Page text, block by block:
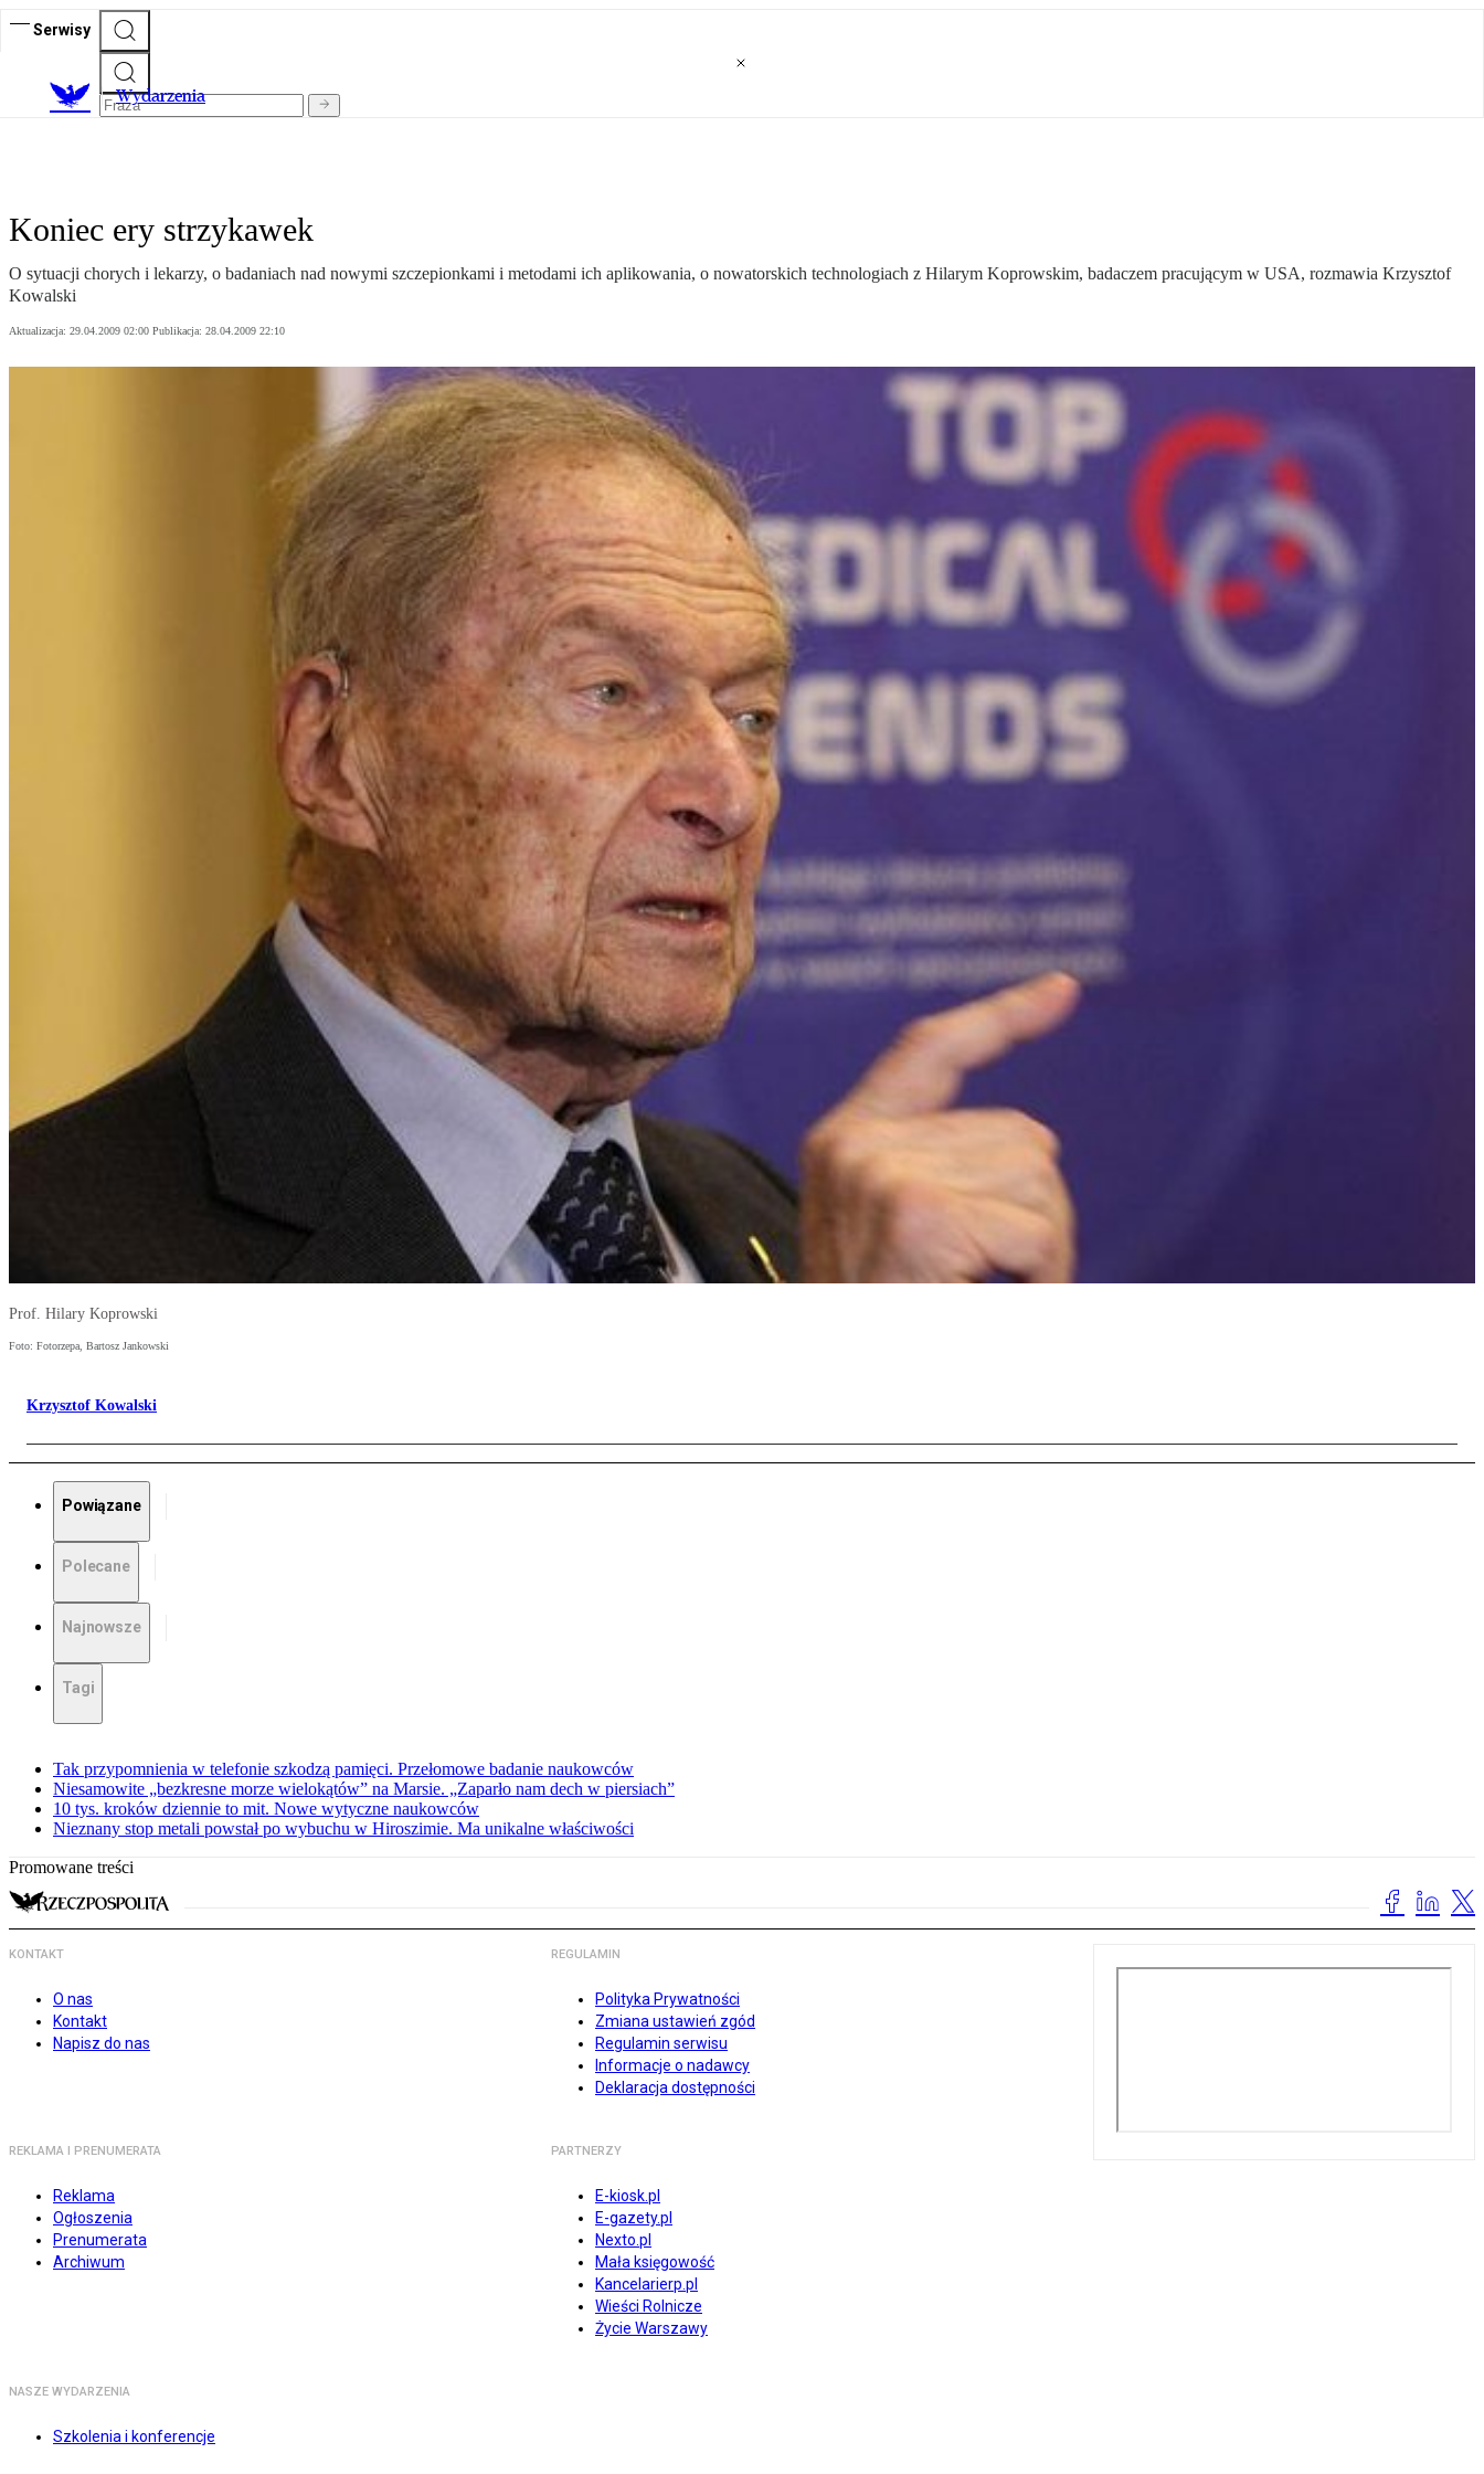
Serwisy
Wydarzenia
Koniec ery strzykawek
O sytuacji chorych i lekarzy, o badaniach nad nowymi szczepionkami i metodami ich aplikowania, o nowatorskich technologiach z Hilarym Koprowskim, badaczem pracującym w USA, rozmawia Krzysztof
Kowalski
Aktualizacja: 29.04.2009 02:00 Publikacja: 28.04.2009 22:10
Prof. Hilary Koprowski
Foto: Fotorzepa, Bartosz Jankowski
Krzysztof Kowalski
Powiązane
Polecane
Najnowsze
Tagi
Tak przypomnienia w telefonie szkodzą pamięci. Przełomowe badanie naukowców
Niesamowite „bezkresne morze wielokątów” na Marsie. „Zaparło nam dech w piersiach”
10 tys. kroków dziennie to mit. Nowe wytyczne naukowców
Nieznany stop metali powstał po wybuchu w Hiroszimie. Ma unikalne właściwości
Promowane treści
KONTAKT
O nas
Kontakt
Napisz do nas
REGULAMIN
Polityka Prywatności
Zmiana ustawień zgód
Regulamin serwisu
Informacje o nadawcy
Deklaracja dostępności
REKLAMA I PRENUMERATA
Reklama
Ogłoszenia
Prenumerata
Archiwum
PARTNERZY
E-kiosk.pl
E-gazety.pl
Nexto.pl
Mała księgowość
Kancelarierp.pl
Wieści Rolnicze
Życie Warszawy
NASZE WYDARZENIA
Szkolenia i konferencje